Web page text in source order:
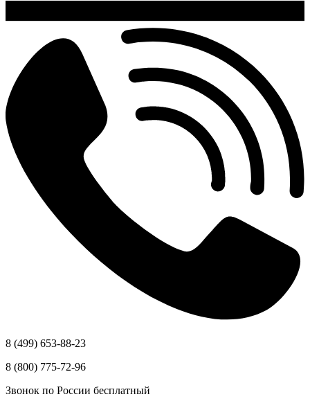
8 (499) 653-88-23
8 (800) 775-72-96
Звонок по России бесплатный